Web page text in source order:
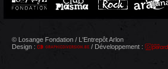
© Losange Fondation / L'Entrepôt Arlon
Design :
/ Développement :